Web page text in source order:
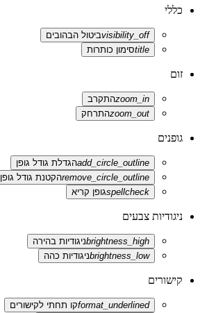
כללי
visibility_offביטול הבהובים
titleסימון כותרות
זום
zoom_inהתקרב
zoom_outהתרחק
גופנים
add_circle_outlineהגדלת גודל גופן
remove_circle_outlineהקטנת גודל גופן
spellcheckגופן קריא
ניגודיות צבעים
brightness_highניגודיות בהירה
brightness_lowניגודיות כהה
קישורים
format_underlinedקו תחתי לקישורים